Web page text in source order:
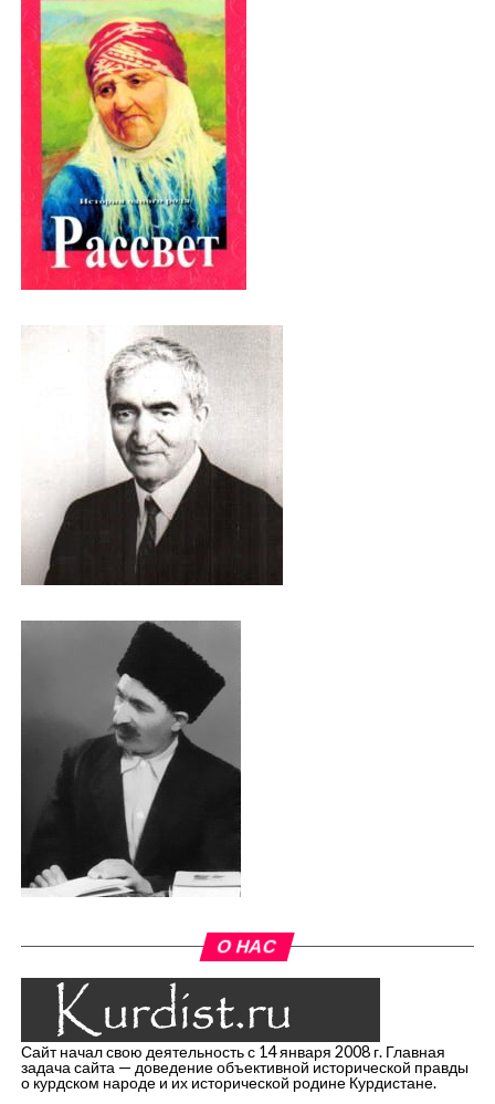
О НАС
Сайт начал свою деятельность с 14 января 2008 г. Главная
задача сайта — доведение объективной исторической правды
о курдском народе и их исторической родине Курдистане.